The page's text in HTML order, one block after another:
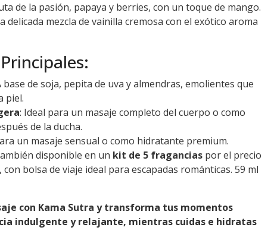
de la pasión, papaya y berries, con un toque de mango.
delicada mezcla de vainilla cremosa con el exótico aroma
base de soja, pepita de uva y almendras, emolientes que
piel.
: Ideal para un masaje completo del cuerpo o como
de la ducha.
un masaje sensual o como hidratante premium.
disponible en un kit de 5 fragancias por el precio
bolsa de viaje ideal para escapadas románticas. 59 ml
con Kama Sutra y transforma tus momentos
indulgente y relajante, mientras cuidas e hidratas